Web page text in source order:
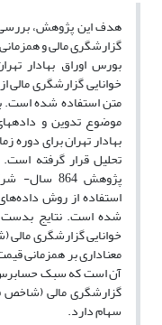
هدف این پژوهش، بررسی
گزارشگری مالی و
بورس اوراق بهادار
خوانایی گزارشگری
تحلیل قرار گرفته
پژوهش
استفاده از روش
شده است. نتایج
خوانایی گزارشگری
معناداری بر همزمانی
آن است که سبک حسابرس
گزارشگری مالی
سهام دارد.